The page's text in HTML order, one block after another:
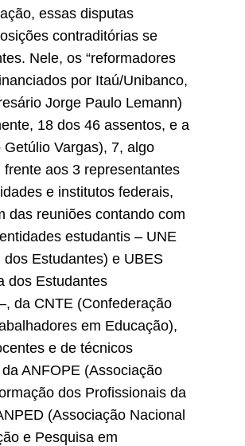
essas disputas
contraditórias se
Nele, os “reformadores
por Itaú/Unibanco,
Jorge Paulo Lemann)
18 dos 46 assentos, e a
Vargas), 7, algo
aos 3 representantes
e institutos federais,
das reuniões contando com
estudantis ­– UNE
dos Estudantes) e UBES
dos Estudantes
da CNTE (Confederação
em Educação),
e de técnicos
ANFOPE (Associação
dos Profissionais da
(Associação Nacional
e Pesquisa em